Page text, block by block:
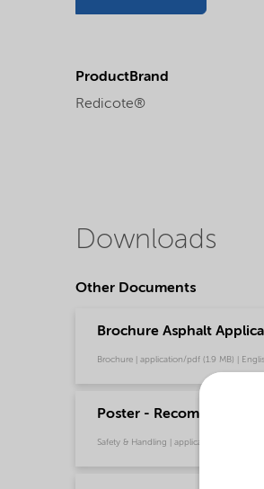
ProductBrand
Redicote®
Downloads
Other Documents
Brochure Asphalt
Brochure | application/pdf (1.9 MB) |
Poster -
Safety & Handling | application/pdf (349.7